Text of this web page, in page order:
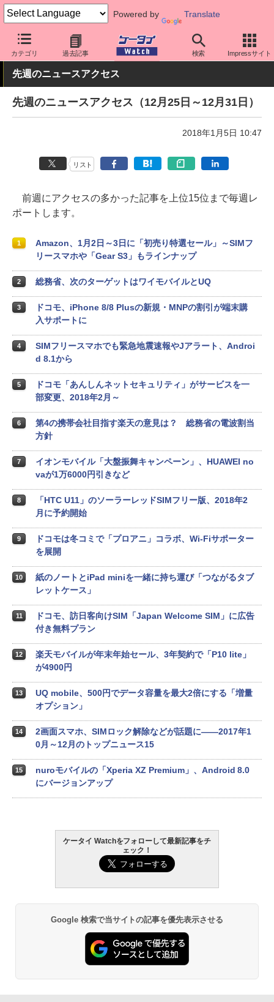
Powered by Translate
カテゴリ 過去記事 検索 Impressサイト
ケータイ Watch 業界動向 調査
先週のニュースアクセス
先週のニュースアクセス（12月25日～12月31日）
2018年1月5日 10:47
リスト
前週にアクセスの多かった記事を上位15位まで毎週レ
ポートします。
1
Amazon、1月2日～3日に「初売り特選セール」～SIMフ
リースマホや「Gear S3」もラインナップ
2 総務省、次のターゲットはワイモバイルとUQ
3
ドコモ、iPhone 8/8 Plusの新規・MNPの割引が端末購
入サポートに
4
SIMフリースマホでも緊急地震速報やJアラート、Androi
d 8.1から
5
ドコモ「あんしんネットセキュリティ」がサービスを一
部変更、2018年2月～
6
第4の携帯会社目指す楽天の意見は？ 総務省の電波割当
方針
7
イオンモバイル「大盤振舞キャンペーン」、HUAWEI no
vaが1万6000円引きなど
8
「HTC U11」のソーラーレッドSIMフリー版、2018年2
月に予約開始
9
ドコモは冬コミで「プロアニ」コラボ、Wi-Fiサポーター
を展開
10
紙のノートとiPad miniを一緒に持ち運び「つながるタブ
レットケース」
11
ドコモ、訪日客向けSIM「Japan Welcome SIM」に広告
付き無料プラン
12
楽天モバイルが年末年始セール、3年契約で「P10 lite」
が4900円
13
UQ mobile、500円でデータ容量を最大2倍にする「増量
オプション」
14
2画面スマホ、SIMロック解除などが話題に――2017年1
0月～12月のトップニュース15
15
nuroモバイルの「Xperia XZ Premium」、Android 8.0
にバージョンアップ
ケータイ Watchをフォローして最新記事をチ
ェック！
Google 検索で当サイトの記事を優先表示させる